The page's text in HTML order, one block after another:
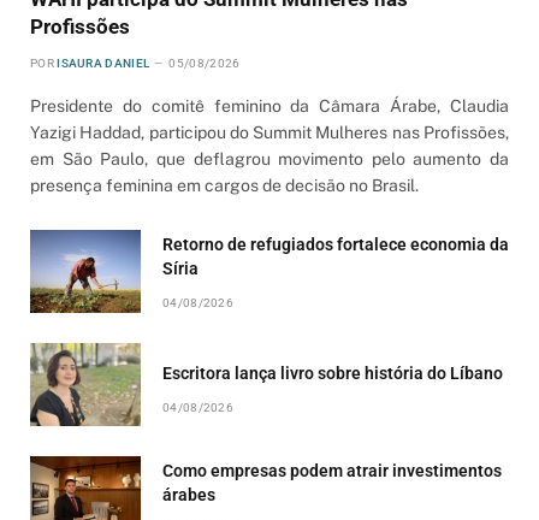
Profissões
POR ISAURA DANIEL 05/08/2026
Presidente do comitê feminino da Câmara Árabe, Claudia
Yazigi Haddad, participou do Summit Mulheres nas Profissões,
em São Paulo, que deflagrou movimento pelo aumento da
presença feminina em cargos de decisão no Brasil.
Retorno de refugiados fortalece economia da
Síria
04/08/2026
Escritora lança livro sobre história do Líbano
04/08/2026
Como empresas podem atrair investimentos
árabes